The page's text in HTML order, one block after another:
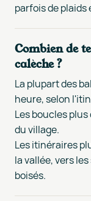
parfois de plaids
Combien de
calèche ?
La plupart des
heure, selon
Les boucles
du village.
Les itinéraires
la vallée, vers
boisés.